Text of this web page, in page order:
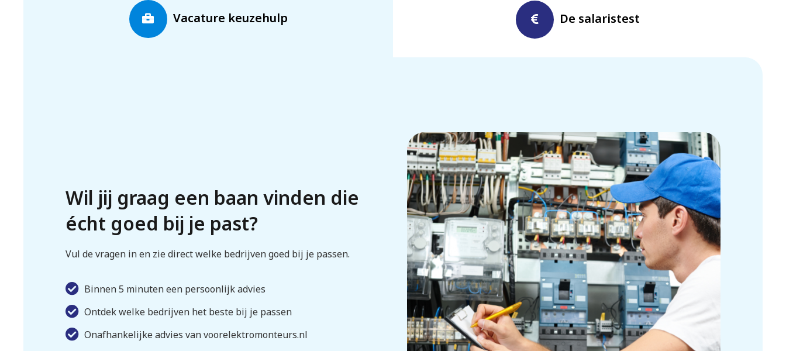
Vacature keuzehulp De salaristest
Wil jij graag een baan vinden die
écht goed bij je past?
Vul de vragen in en zie direct welke bedrijven goed bij je passen.
Binnen 5 minuten een persoonlijk advies
Ontdek welke bedrijven het beste bij je passen
Onafhankelijke advies van voorelektromonteurs.nl